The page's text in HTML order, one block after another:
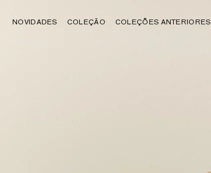
NOVIDADES COLEÇÃO COLEÇÕES ANTERIORES